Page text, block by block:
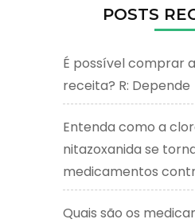
POSTS
É possível comprar
receita? R: Depende
Entenda como a
nitazoxanida se
medicamentos
Quais são os